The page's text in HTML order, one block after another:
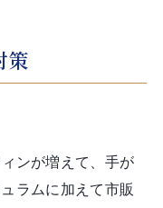
策
ンが増えて、手が
ラムに加えて市販